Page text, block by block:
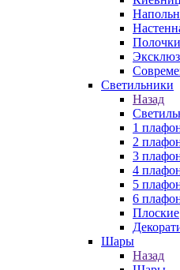
Светильники
Назад
1
2
3
4
5
6
Плоские
Шары
Назад